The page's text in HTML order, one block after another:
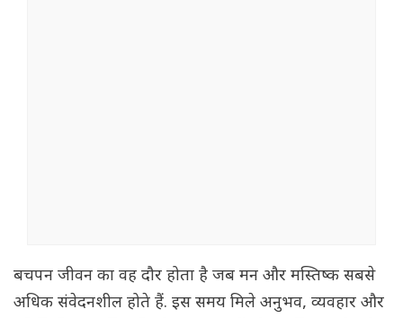
बचपन जीवन का वह दौर होता है जब मन और मस्तिष्क सबसे
अधिक संवेदनशील होते हैं. इस समय मिले अनुभव, व्यवहार और